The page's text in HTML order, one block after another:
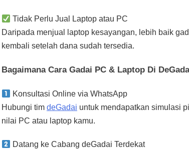
Tidak Perlu Jual Laptop atau PC
Daripada menjual laptop kesayangan, lebih baik
kembali setelah dana sudah tersedia.
Bagaimana Cara Gadai PC & Laptop Di
Konsultasi Online via WhatsApp
Hubungi tim deGadai untuk mendapatkan simulasi
nilai PC atau laptop kamu.
Datang ke Cabang deGadai Terdekat